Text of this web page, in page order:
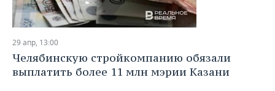
29 апр, 13:00
Челябинскую стройкомпанию обязали
выплатить более 11 млн мэрии Казани